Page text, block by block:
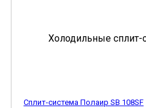
Сплит-система Полаир SB 108SF